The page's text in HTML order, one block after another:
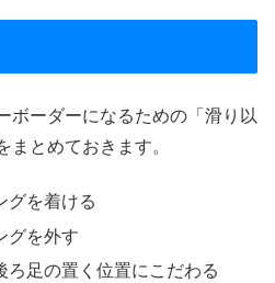
ボーダーになるための「滑り以
まとめておきます。
グを着ける
グを外す
ろ足の置く位置にこだわる